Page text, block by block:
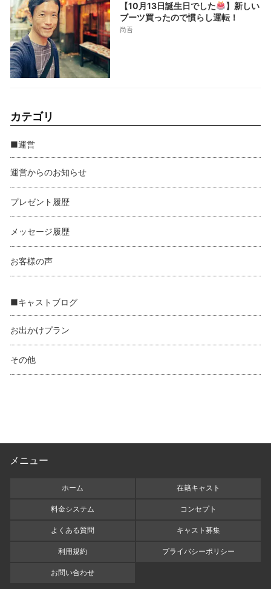
【10月13日誕生日でした
】新しい
ブーツ買ったので慣らし運転！
尚吾
カテゴリ
■運営
運営からのお知らせ
プレゼント履歴
メッセージ履歴
お客様の声
■キャストブログ
お出かけプラン
その他
メニュー
ホーム 在籍キャスト
料金システム コンセプト
よくある質問 キャスト募集
利用規約 プライバシーポリシー
お問い合わせ